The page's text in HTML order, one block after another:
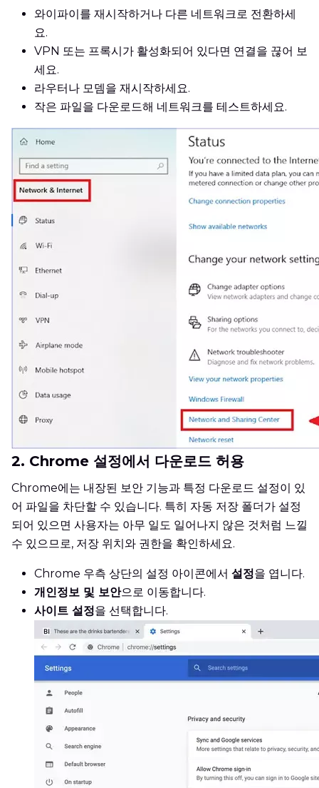
와이파이를 재시작하거나 다른 네트워크로 전환하세
요.
VPN 또는 프록시가 활성화되어 있다면 연결을 끊어 보
세요.
라우터나 모뎀을 재시작하세요.
작은 파일을 다운로드해 네트워크를 테스트하세요.
2. Chrome 설정에서 다운로드 허용
Chrome에는 내장된 보안 기능과 특정 다운로드 설정이 있
어 파일을 차단할 수 있습니다. 특히 자동 저장 폴더가 설정
되어 있으면 사용자는 아무 일도 일어나지 않은 것처럼 느낄
수 있으므로, 저장 위치와 권한을 확인하세요.
Chrome 우측 상단의 설정 아이콘에서 설정을 엽니다.
개인정보 및 보안으로 이동합니다.
사이트 설정을 선택합니다.